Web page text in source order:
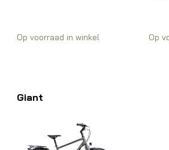
Op voorraad in winkel Op
Giant